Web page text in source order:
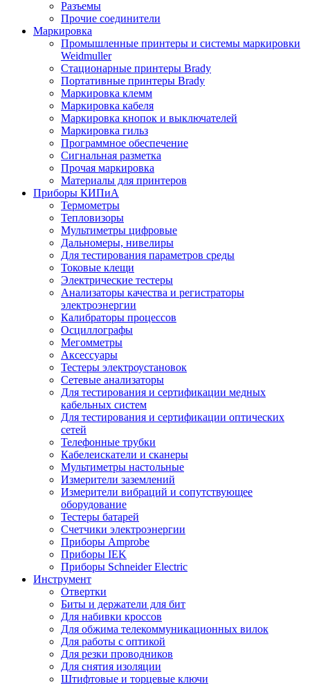
Разъемы
Прочие соединители
Маркировка
Промышленные принтеры и системы маркировки
Weidmuller
Стационарные принтеры Brady
Портативные принтеры Brady
Маркировка клемм
Маркировка кабеля
Маркировка кнопок и выключателей
Маркировка гильз
Программное обеспечение
Сигнальная разметка
Прочая маркировка
Материалы для принтеров
Приборы КИПиА
Термометры
Тепловизоры
Мультиметры цифровые
Дальномеры, нивелиры
Для тестирования параметров среды
Токовые клещи
Электрические тестеры
Анализаторы качества и регистраторы
электроэнергии
Калибраторы процессов
Осциллографы
Мегомметры
Аксессуары
Тестеры электроустановок
Сетевые анализаторы
Для тестирования и сертификации медных
кабельных систем
Для тестирования и сертификации оптических
сетей
Телефонные трубки
Кабелеискатели и сканеры
Мультиметры настольные
Измерители заземлений
Измерители вибраций и сопутствующее
оборудование
Тестеры батарей
Счетчики электроэнергии
Приборы Amprobe
Приборы IEK
Приборы Schneider Electric
Инструмент
Отвертки
Биты и держатели для бит
Для набивки кроссов
Для обжима телекоммуникационных вилок
Для работы с оптикой
Для резки проводников
Для снятия изоляции
Штифтовые и торцевые ключи